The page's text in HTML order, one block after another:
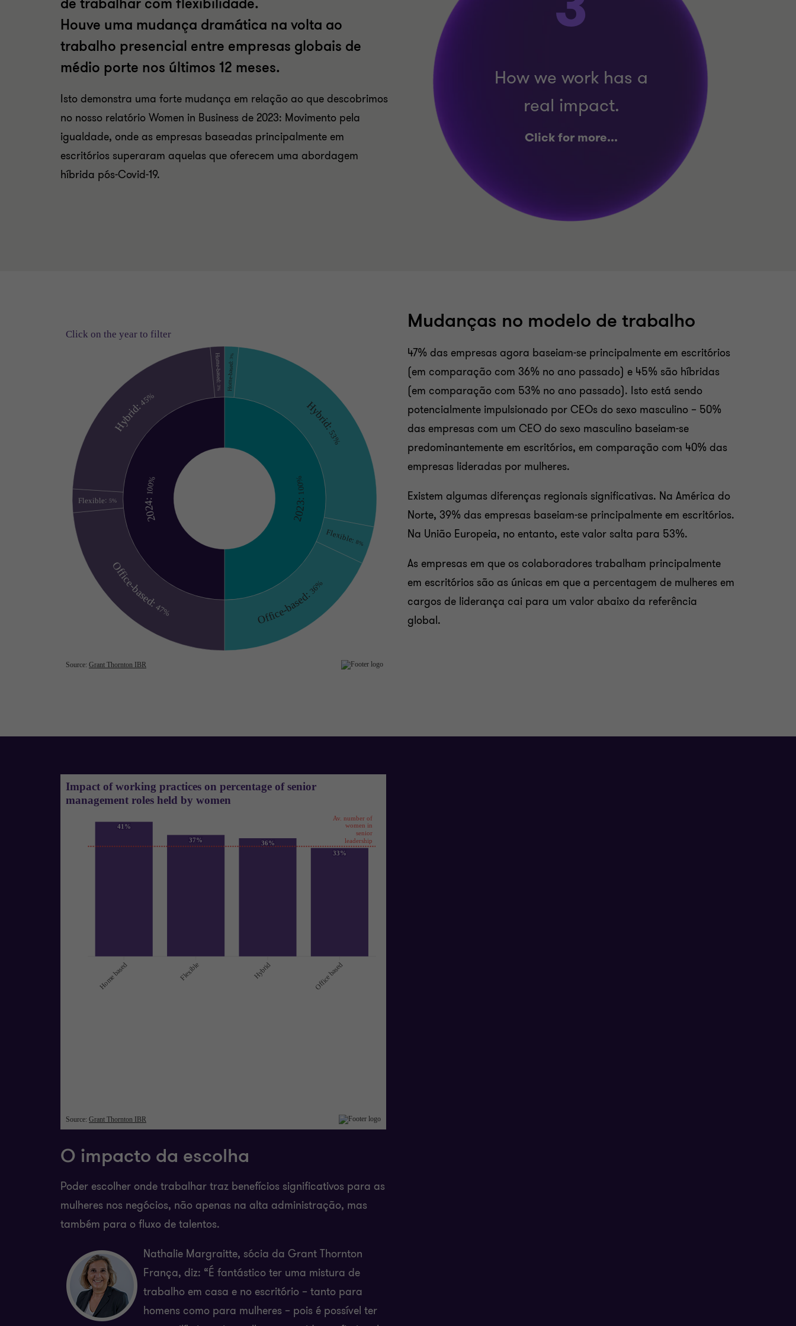
de trabalhar com flexibilidade.
Houve uma mudança dramática na volta ao
trabalho presencial entre empresas globais de
médio porte nos últimos 12 meses.
Isto demonstra uma forte mudança em relação ao que descobrimos
no nosso relatório Women in Business de 2023: Movimento pela
igualdade, onde as empresas baseadas principalmente em
escritórios superaram aquelas que oferecem uma abordagem
híbrida pós-Covid-19.
Mudanças no modelo de trabalho
47% das empresas agora baseiam-se principalmente em escritórios
(em comparação com 36% no ano passado) e 45% são híbridas
(em comparação com 53% no ano passado). Isto está sendo
potencialmente impulsionado por CEOs do sexo masculino – 50%
das empresas com um CEO do sexo masculino baseiam-se
predominantemente em escritórios, em comparação com 40% das
empresas lideradas por mulheres.
Existem algumas diferenças regionais significativas. Na América do
Norte, 39% das empresas baseiam-se principalmente em escritórios.
Na União Europeia, no entanto, este valor salta para 53%.
As empresas em que os colaboradores trabalham principalmente
em escritórios são as únicas em que a percentagem de mulheres em
cargos de liderança cai para um valor abaixo da referência
global.
O impacto da escolha
Poder escolher onde trabalhar traz benefícios significativos para as
mulheres nos negócios, não apenas na alta administração, mas
também para o fluxo de talentos.
Nathalie Margraitte, sócia da Grant Thornton
França, diz: “É fantástico ter uma mistura de
trabalho em casa e no escritório – tanto para
homens como para mulheres – pois é possível ter